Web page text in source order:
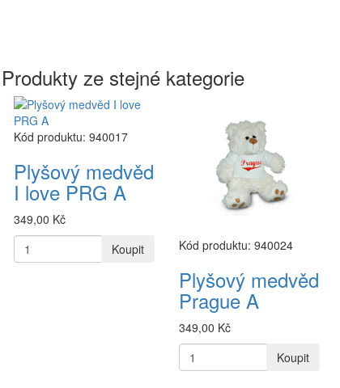
Produkty ze stejné kategorie
Kód produktu: 940017
Plyšový medvěd
I love PRG A
349,00 Kč
Koupit
Kód produktu: 940024
Plyšový medvěd
Prague A
349,00 Kč
Koupit